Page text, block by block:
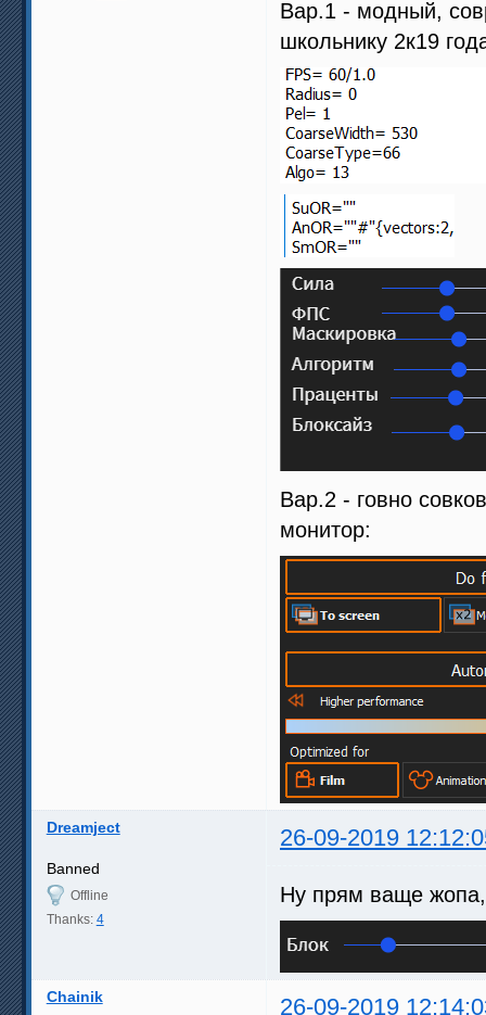
Вар.1 - модный,
школьнику 2к19
Вар.2 - говно
монитор:
Dreamject 26-09-2019
Banned
Offline
Thanks: 4
Ну прям ваще жопа,
Chainik 26-09-2019